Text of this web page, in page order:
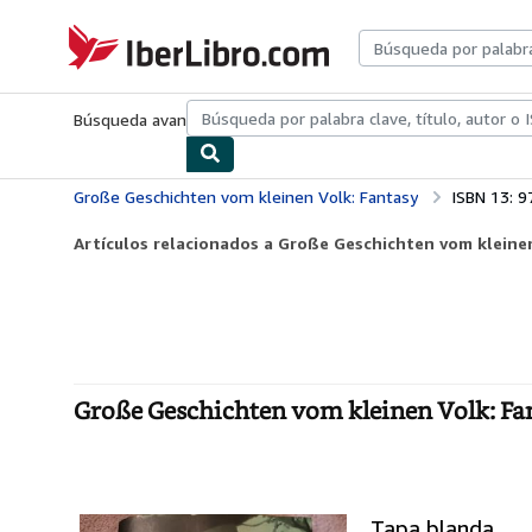
IberLibro.com
Búsqueda avanzadaColecciones Libros antiguosArte y
Große Geschichten vom kleinen Volk: Fantasy ISBN 13:
Artículos relacionados a Große Geschichten vom
Große Geschichten vom kleinen Volk: